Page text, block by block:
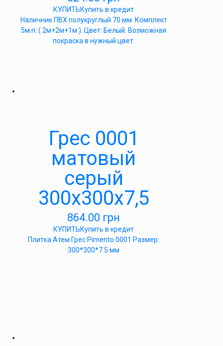
КУПИТЬКупить в кредит
Наличник ПВХ полукруглый 70 мм. Комплект
5м.п. ( 2м+2м+1м ). Цвет: Белый. Возможная
покраска в нужный цвет.
Грес 0001
матовый
серый
300х300х7,5
864.00 грн
КУПИТЬКупить в кредит
Плитка Атем Грес Pimento 0001 Размер:
300*300*7.5 мм